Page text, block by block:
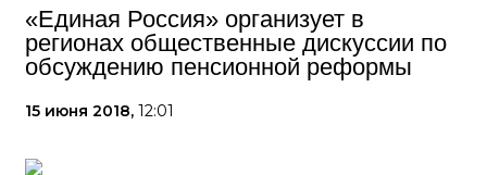
«Единая Россия» организует в
регионах общественные дискуссии по
обсуждению пенсионной реформы
15 июня 2018, 12:01